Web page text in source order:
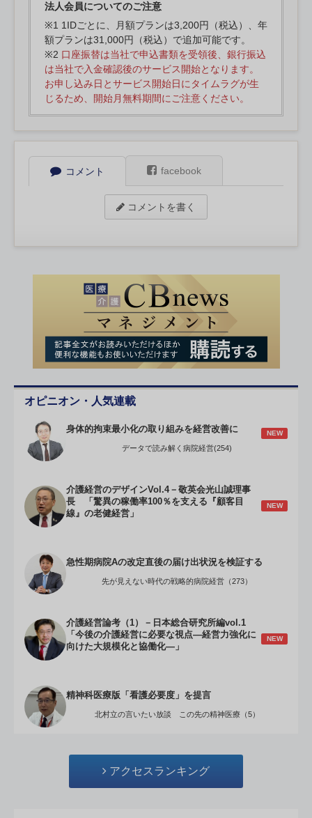
法人会員についてのご注意
※1 1IDごとに、月額プランは3,200円（税込）、年
額プランは31,000円（税込）で追加可能です。
※2 口座振替は当社で申込書類を受領後、銀行振込
は当社で入金確認後のサービス開始となります。
お申し込み日とサービス開始日にタイムラグが生
じるため、開始月無料期間にご注意ください。
コメント facebook
コメントを書く
オピニオン・人気連載
身体的拘束最小化の取り組みを経営改善に NEW
データで読み解く病院経営(254)
介護経営のデザインVol.4－敬英会光山誠理事
長 「驚異の稼働率100％を支える『顧客目
線』の老健経営」
NEW
急性期病院Aの改定直後の届け出状況を検証する
先が見えない時代の戦略的病院経営（273）
介護経営論考（1）－日本総合研究所編vol.1
「今後の介護経営に必要な視点―経営力強化に
向けた大規模化と協働化―」
NEW
精神科医療版「看護必要度」を提言
北村立の言いたい放談 この先の精神医療（5）
アクセスランキング